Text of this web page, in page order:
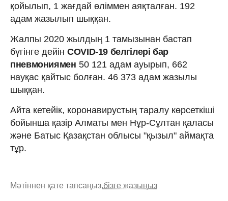
қойылып, 1 жағдай өліммен аяқталған. 192
адам жазылып шыққан.
Жалпы 2020 жылдың 1 тамызынан бастап
бүгінге дейін COVID-19 белгілері бар
пневмониямен 50 121 адам ауырып, 662
науқас қайтыс болған. 46 373 адам жазылы
шыққан.
Айта кетейік, коронавирустың таралу көрсеткіші
бойынша қазір Алматы мен Нұр-Сұлтан қаласы
және Батыс Қазақстан облысы "қызыл" аймақта
тұр.
Мәтіннен қате тапсаңыз,бізге жазыңыз